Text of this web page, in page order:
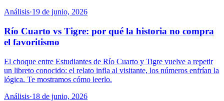
Análisis·19 de junio, 2026
Río Cuarto vs Tigre: por qué la historia no compra
el favoritismo
El choque entre Estudiantes de Río Cuarto y Tigre vuelve a repetir
un libreto conocido: el relato infla al visitante, los números enfrían la
lógica. Te mostramos cómo leerlo.
Análisis·18 de junio, 2026